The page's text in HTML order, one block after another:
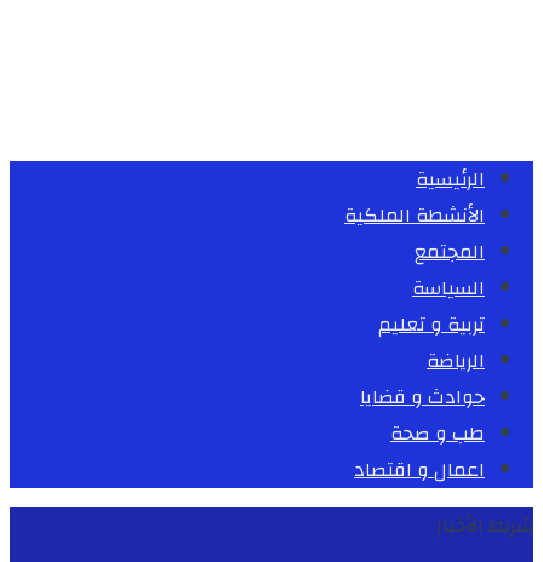
الرئيسية
الأنشطة الملكية
المجتمع
السياسة
تربية و تعليم
الرياضة
حوادث و قضايا
طب و صحة
اعمال و اقتصاد
شريط الأخبار